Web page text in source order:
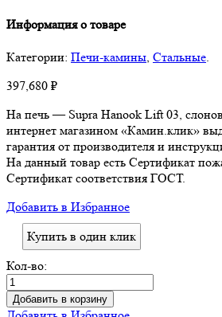
Информация о товаре
Категории: Печи-камины, Стальные.
397,680 ₽
На печь — Supra Hanook Lift 03,
интернет магазином «Камин.клик»
гарантия от производителя и
На данный товар есть Сертификат
Сертификат соответствия ГОСТ.
Добавить в Избранное
Купить в один клик
Кол-во:
Добавить в корзину